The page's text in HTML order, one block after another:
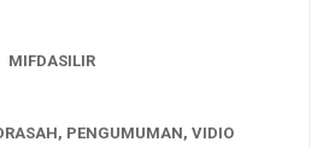
MIFDASILIR
, PENGUMUMAN, VIDIO